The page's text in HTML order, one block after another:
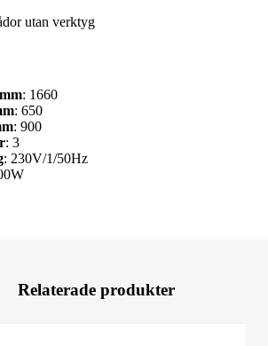
utan verktyg
: 1660
: 650
: 900
: 3
: 230V/1/50Hz
Relaterade produkter